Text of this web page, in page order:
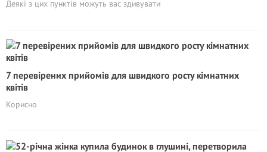
Деякі з цих пунктів можуть вас здивувати
7 перевірених прийомів для швидкого росту кімнатних
квітів
Корисно